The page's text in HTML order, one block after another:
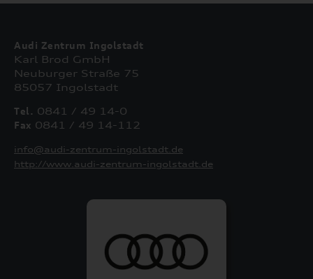
Audi Zentrum Ingolstadt
Karl Brod GmbH
Neuburger Straße 75
85057 Ingolstadt
Tel. 0841 / 49 14-0
Fax 0841 / 49 14-112
info@audi-zentrum-ingolstadt.de
http://www.audi-zentrum-ingolstadt.de